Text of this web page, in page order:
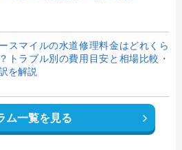
スマイルの水道修理料金はどれくら
トラブル別の費用目安と相場比較・
を解説
ム一覧を見る